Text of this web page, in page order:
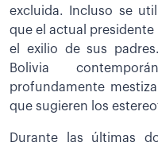
excluida. Incluso se
que el actual presidente
el exilio de sus
Bolivia
profundamente
que sugieren los
Durante las últimas